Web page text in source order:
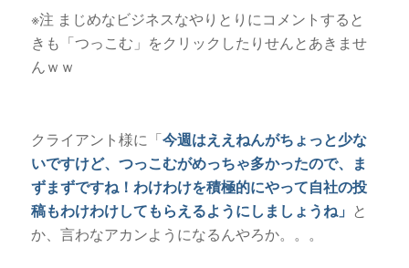
※注 まじめなビジネスなやりとりにコメントすると
きも「つっこむ」をクリックしたりせんとあきませ
んｗｗ
クライアント様に「今週はええねんがちょっと少な
いですけど、つっこむがめっちゃ多かったので、ま
ずまずですね！わけわけを積極的にやって自社の投
稿もわけわけしてもらえるようにしましょうね」 と
か、言わなアカンようになるんやろか。。。